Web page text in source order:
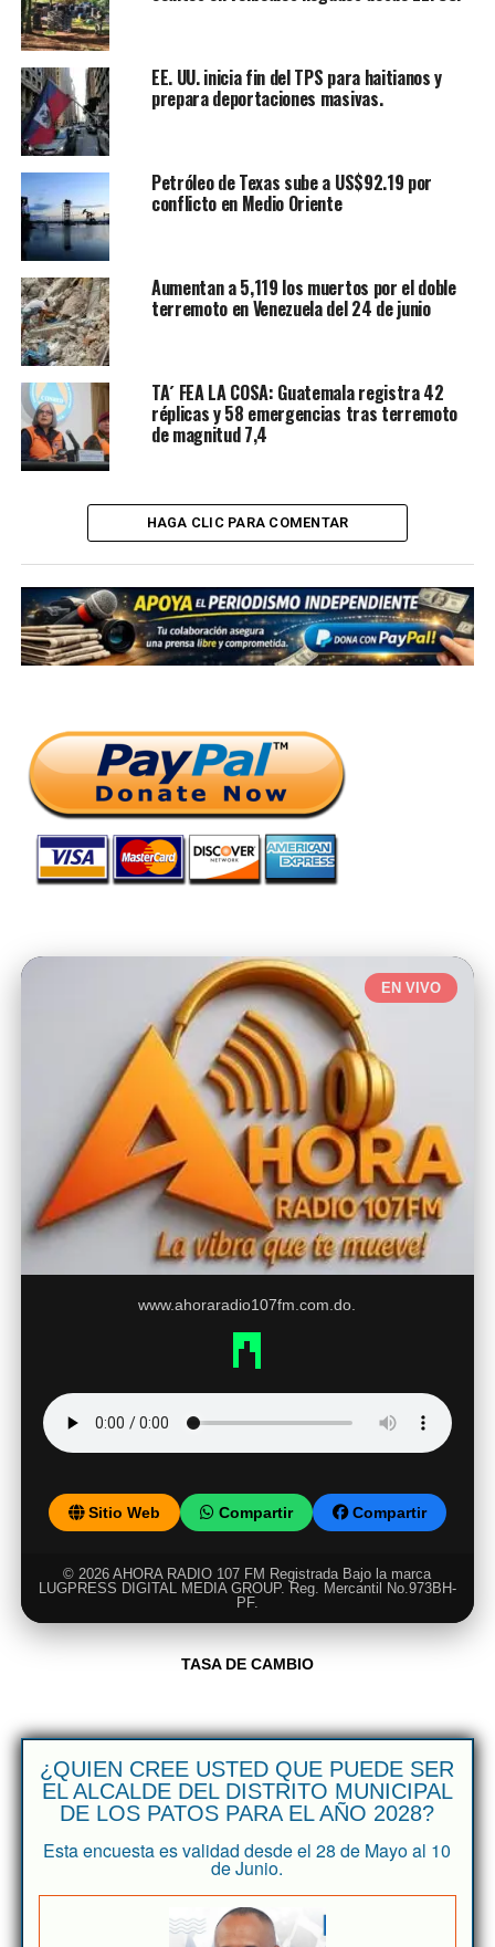
EE. UU. inicia fin del TPS para haitianos y
prepara deportaciones masivas.
Petróleo de Texas sube a US$92.19 por
conflicto en Medio Oriente
Aumentan a 5,119 los muertos por el doble
terremoto en Venezuela del 24 de junio
TA´ FEA LA COSA: Guatemala registra 42
réplicas y 58 emergencias tras terremoto
de magnitud 7,4
HAGA CLIC PARA COMENTAR
EN VIVO
www.ahoraradio107fm.com.do.
Sitio Web Compartir Compartir
© 2026 AHORA RADIO 107 FM Registrada Bajo la marca
LUGPRESS DIGITAL MEDIA GROUP. Reg. Mercantil No.973BH-
PF.
TASA DE CAMBIO
¿QUIEN CREE USTED QUE PUEDE SER
EL ALCALDE DEL DISTRITO MUNICIPAL
DE LOS PATOS PARA EL AÑO 2028?
Esta encuesta es validad desde el 28 de Mayo al 10
de Junio.